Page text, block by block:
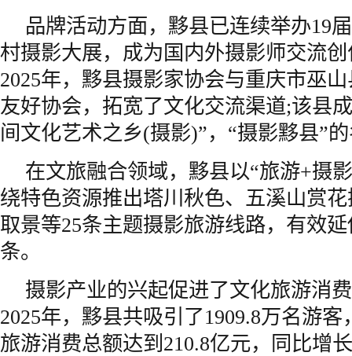
品牌活动方面，黟县已连续举办19
村摄影大展，成为国内外摄影师交流
2025年，黟县摄影家协会与重庆市巫
友好协会，拓宽了文化交流渠道;该县
间文化艺术之乡(摄影)”，“摄影黟县”
在文旅融合领域，黟县以“旅游+摄
绕特色资源推出塔川秋色、五溪山赏
取景等25条主题摄影旅游线路，有效
条。
摄影产业的兴起促进了文化旅游消
2025年，黟县共吸引了1909.8万名游客
旅游消费总额达到210.8亿元，同比增